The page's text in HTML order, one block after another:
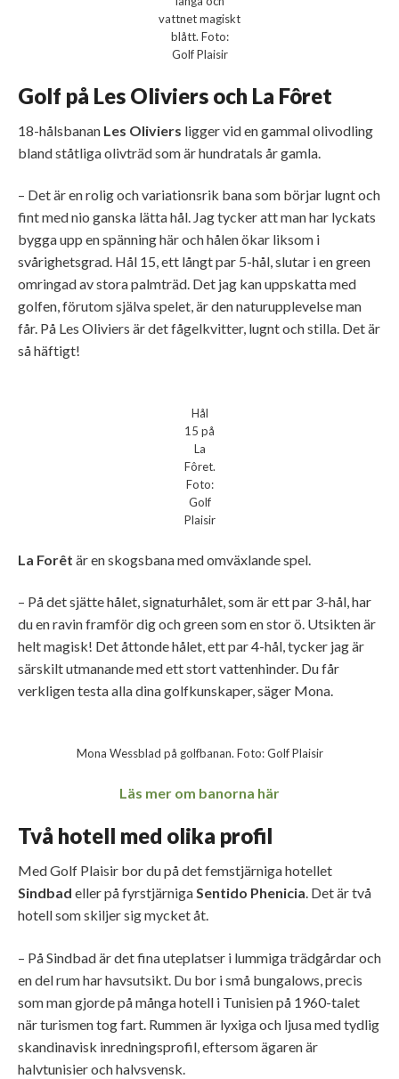
vattnet magiskt
blått. Foto:
Golf Plaisir
Golf på Les Oliviers och La Fôret
18-hålsbanan Les Oliviers ligger vid en gammal olivodling
bland ståtliga olivträd som är hundratals år gamla.
– Det är en rolig och variationsrik bana som börjar lugnt och
fint med nio ganska lätta hål. Jag tycker att man har lyckats
bygga upp en spänning här och hålen ökar liksom i
svårighetsgrad. Hål 15, ett långt par 5-hål, slutar i en green
omringad av stora palmträd. Det jag kan uppskatta med
golfen, förutom själva spelet, är den naturupplevelse man
får. På Les Oliviers är det fågelkvitter, lugnt och stilla. Det är
så häftigt!
Hål
15 på
La
Fôret.
Foto:
Golf
Plaisir
La Forêt är en skogsbana med omväxlande spel.
– På det sjätte hålet, signaturhålet, som är ett par 3-hål, har
du en ravin framför dig och green som en stor ö. Utsikten är
helt magisk! Det åttonde hålet, ett par 4-hål, tycker jag är
särskilt utmanande med ett stort vattenhinder. Du får
verkligen testa alla dina golfkunskaper, säger Mona.
Mona Wessblad på golfbanan. Foto: Golf Plaisir
Läs mer om banorna här
Två hotell med olika profil
Med Golf Plaisir bor du på det femstjärniga hotellet
Sindbad eller på fyrstjärnigaSentido Phenicia. Det är två
hotell som skiljer sig mycket åt.
– På Sindbad är det fina uteplatser i lummiga trädgårdar och
en del rum har havsutsikt. Du bor i små bungalows, precis
som man gjorde på många hotell i Tunisien på 1960-talet
när turismen tog fart. Rummen är lyxiga och ljusa med tydlig
skandinavisk inredningsprofil, eftersom ägaren är
halvtunisier och halvsvensk.